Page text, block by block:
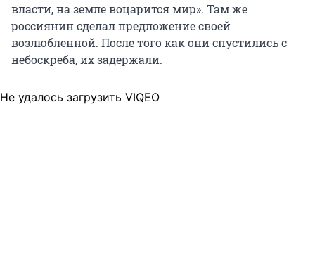
власти, на земле воцарится мир». Там же
россиянин сделал предложение своей
возлюбленной. После того как они спустились с
небоскреба, их задержали.
Не удалось загрузить VIQEO